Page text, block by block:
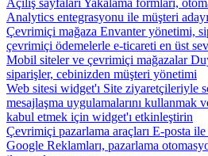
Açılış sayfaları Yakalama formları,
Analytics entegrasyonu ile müşteri
Çevrimiçi mağaza Envanter yönetimi,
çevrimiçi ödemelerle e-ticareti en üst
Mobil siteler ve çevrimiçi mağazalar
siparişler, cebinizden müşteri yönetimi
Web sitesi widget'ı Site ziyaretçileriyle
mesajlaşma uygulamalarını kullanmak
kabul etmek için widget'ı etkinleştirin
Çevrimiçi pazarlama araçları E-posta
Google Reklamları, pazarlama